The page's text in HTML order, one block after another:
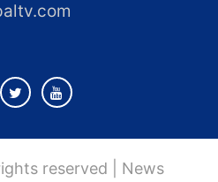
reserved | News